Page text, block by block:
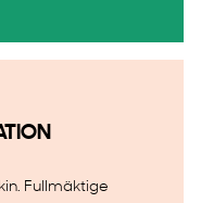
Fullmäktige